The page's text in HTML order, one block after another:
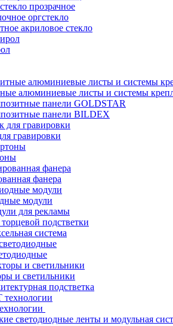
прозрачное
оргстекло
акриловое стекло
алюминиевые листы и системы
панели GOLDSTAR
панели BILDEX
гравировки
фанера
модули
для рекламы
подстветки
система
и светильники
подстветка
светодиодные ленты и модульная